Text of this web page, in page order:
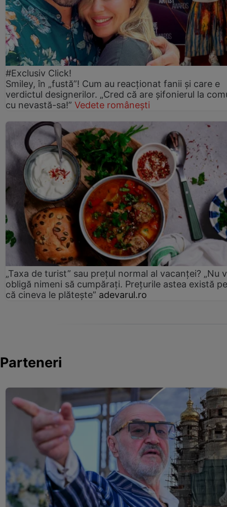
#Exclusiv Click!
Smiley, în „fustă”! Cum au reacționat fanii și care e
verdictul designerilor. „Cred că are șifonierul la
cu nevastă-sa!” Vedete românești
„Taxa de turist” sau prețul normal al vacanței? „Nu
obligă nimeni să cumpărați. Prețurile astea există
că cineva le plătește” adevarul.ro
Parteneri